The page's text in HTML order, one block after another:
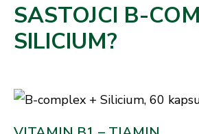
SASTOJCI B-
SILICIUM?